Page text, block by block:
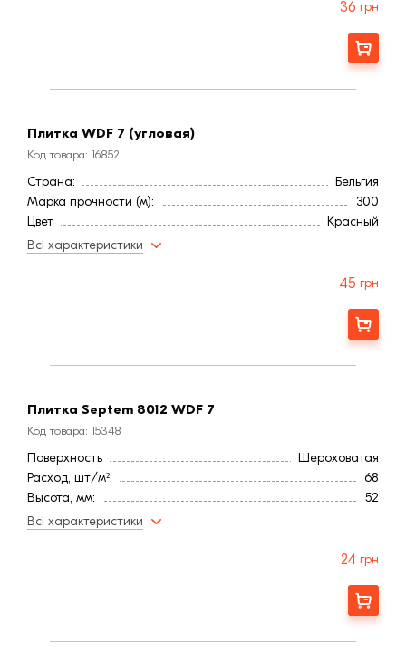
73
300
Красный
36 грн
Заказать
Плитка WDF 7 (угловая)
Код товара: 16852
Страна:
Бельгия
Марка прочности (м):
300
Цвет
Красный
Фактура
Всі характеристики
45 грн
Заказать
Плитка Septem 8012 WDF 7
Код товара: 15348
Поверхность
Шероховатая
Расход, шт/м²:
68
Высота, мм:
52
Длина, мм:
20
300
Красный
Всі характеристики
24 грн
Заказать